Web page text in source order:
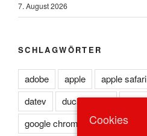
7. August 2026
SCHLAGWÖRTER
adobe apple apple safari
datev
duckduckgo eset
google chrome
kaspersky
Cookies